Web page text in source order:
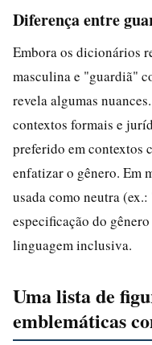
Diferença entre
Embora os dicionários
masculina e "guardiã"
revela algumas
contextos formais e
preferido em contextos
enfatizar o gênero. Em
usada como neutra
especificação do
linguagem inclusiva.
Uma lista de
emblemáticas